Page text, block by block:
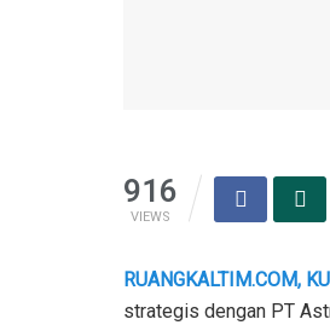
916
VIEWS
RUANGKALTIM.COM,
strategis dengan PT